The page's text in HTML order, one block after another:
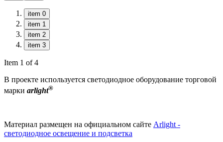
item 0
item 1
item 2
item 3
Item 1 of 4
В проекте используется светодиодное оборудование торговой
марки arlight®
Материал размещен на официальном сайте Arlight -
светодиодное освещение и подсветка